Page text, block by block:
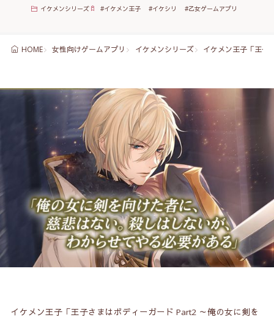
イケメンシリーズ #イケメン王子 #イケシリ #乙女ゲームアプリ
HOME 女性向けゲームアプリ イケメンシリーズ イケメン王子「王子
イケメン王子「王子さまはボディーガード Part2 ～俺の女に剣を